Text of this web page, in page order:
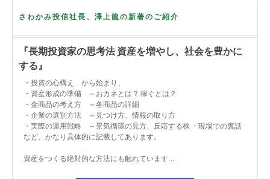
さわかみ投信社長、澤上龍の新著のご紹介
『長期投資家の思考法 資産を増やし、社会を豊かに
する』
・投資の心構え から始まり、
・資産形成の準備 ～おカネとは？ 稼ぐとは？
・金商品の考え方 ～各商品の詳細
・企業の選別方法 ～見つけ方、情報の取り方
・実際の運用戦略 ～景気循環の見方、反応する株 ・現場での裏話
など、かなり具体的に記載してあります。
資産をつくる絶対的な方法にも触れています…